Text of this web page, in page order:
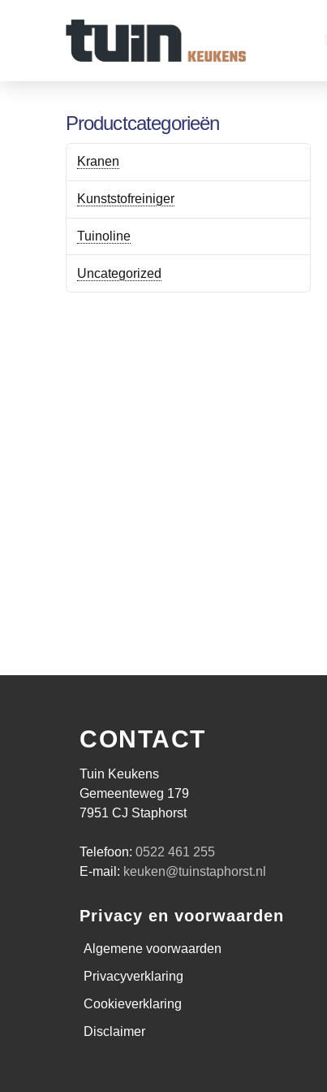
Productcategorieën
Kranen
Kunststofreiniger
Tuinoline
Uncategorized
CONTACT
Tuin Keukens
Gemeenteweg 179
7951 CJ Staphorst
Telefoon:0522 461 255
E-mail: keuken@tuinstaphorst.nl
Privacy en voorwaarden
Algemene voorwaarden
Privacyverklaring
Cookieverklaring
Disclaimer